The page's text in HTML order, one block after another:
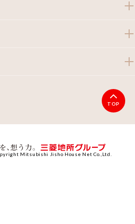
TOP
Mitsubishi Jisho House Net Co.,Ltd.